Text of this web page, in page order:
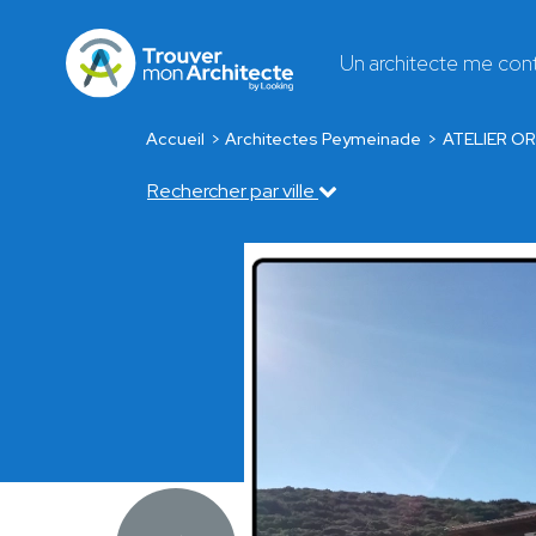
Un architecte me
Accueil Architectes Peymeinade ATELIER
Rechercher par ville